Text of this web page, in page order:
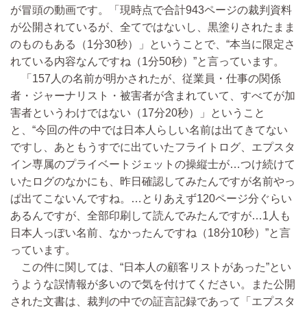
が冒頭の動画です。「現時点で合計943ページの裁判資料
が公開されているが、全てではないし、黒塗りされたまま
のものもある（1分30秒）」ということで、“本当に限定さ
れている内容なんですね（1分50秒）”と言っています。
「157人の名前が明かされたが、従業員・仕事の関係
者・ジャーナリスト・被害者が含まれていて、すべてが加
害者というわけではない（17分20秒）」ということ
と、“今回の件の中では日本人らしい名前は出てきてない
ですし、あともうすでに出ていたフライトログ、エプスタ
イン専属のプライベートジェットの操縦士が…つけ続けて
いたログのなかにも、昨日確認してみたんですが名前やっ
ぱ出てこないんですね。…とりあえず120ページ分ぐらい
あるんですが、全部印刷して読んでみたんですが…1人も
日本人っぽい名前、なかったんですね（18分10秒）”と言
っています。
この件に関しては、“日本人の顧客リストがあった”とい
うような誤情報が多いので気を付けてください。また公開
された文書は、裁判の中での証言記録であって「エプスタ